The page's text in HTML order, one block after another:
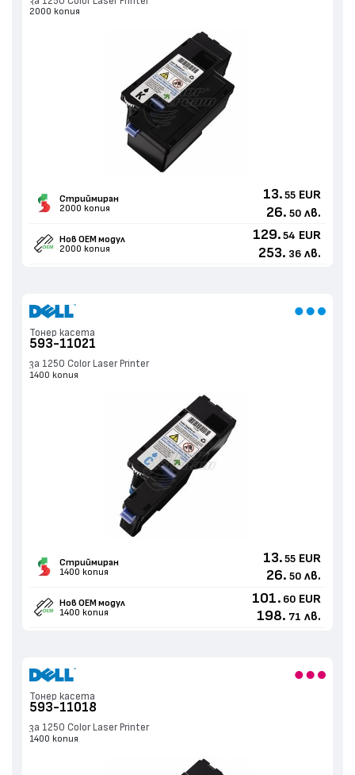
2000 копия
Стриймиран
2000 копия
13. 55 EUR
26. 50 лв.
Нов ОЕМ модул
2000 копия
129. 54 EUR
253. 36 лв.
Тонер касета
593-11021
за 1250 Color Laser Printer
1400 копия
Стриймиран
1400 копия
13. 55 EUR
26. 50 лв.
Нов ОЕМ модул
1400 копия
101. 60 EUR
198. 71 лв.
Тонер касета
593-11018
за 1250 Color Laser Printer
1400 копия